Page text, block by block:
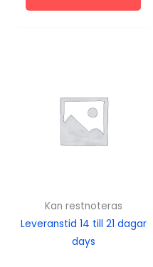
Kan restnoteras
Leveranstid 14 till 21 dagar
days